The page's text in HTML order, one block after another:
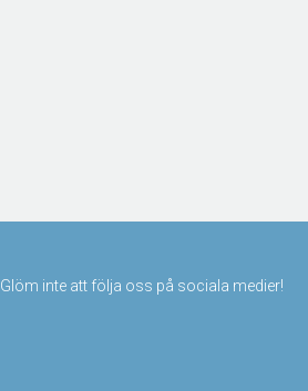
Glöm inte att följa oss på sociala medier!